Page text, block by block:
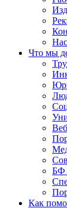
Что мы
БФ
Как